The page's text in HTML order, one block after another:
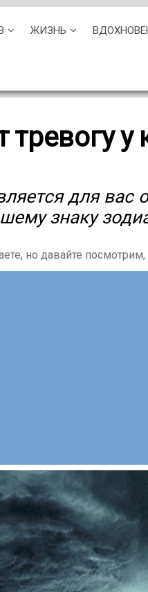
ЖИЗНЬ
у
для
знаку
но давайте